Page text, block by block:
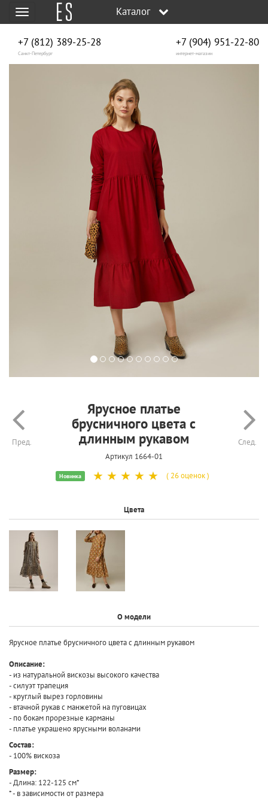
Меню Каталог
+7 (812) 389-25-28
Санкт-Петербург
+7 (904) 951‑22‑80
интернет-магазин
Пред.
Ярусное платье
брусничного цвета с
длинным рукавом
Артикул 1664-01
След.
Новинка ☆
☆
☆
☆
☆ ( 26 оценок )
Цвета
О модели
Ярусное платье брусничного цвета с длинным рукавом
Описание:
- из натуральной вискозы высокого качества
- силуэт трапеция
- круглый вырез горловины
- втачной рукав с манжетой на пуговицах
- по бокам прорезные карманы
- платье украшеноярусными воланами
Состав:
- 100% вискоза
Размер:
- Длина: 122-125 см*
* - в зависимости от размера